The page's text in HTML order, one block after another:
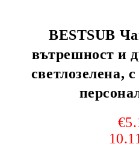
BESTSUB
вътрешност и
светлозелена,